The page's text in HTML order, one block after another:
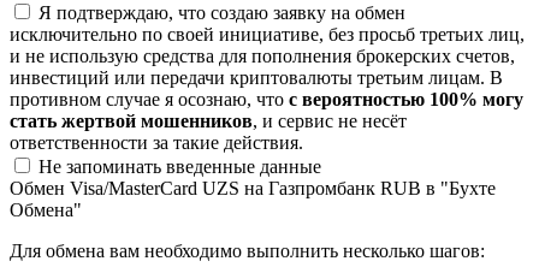
Я подтверждаю, что создаю заявку на обмен
исключительно по своей инициативе, без просьб третьих лиц,
и не использую средства для пополнения брокерских счетов,
инвестиций или передачи криптовалюты третьим лицам. В
противном случае я осознаю, что с вероятностью 100% могу
стать жертвой мошенников, и сервис не несёт
ответственности за такие действия.
Не запоминать введенные данные
Обмен Visa/MasterCard UZS на Газпромбанк RUB в "Бухте
Обмена"
Для обмена вам необходимо выполнить несколько шагов: